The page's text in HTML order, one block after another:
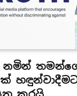
නමින්
හඳුන්වාදීමට